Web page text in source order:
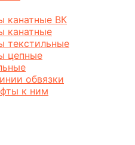
канатные ВК
канатные
текстильные
цепные
обвязки
к ним